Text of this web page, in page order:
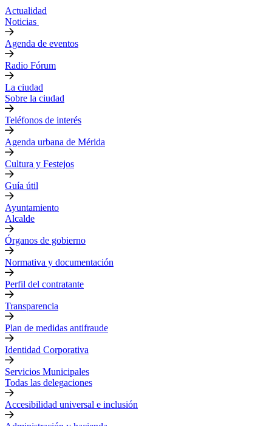
Actualidad
Noticias
Agenda de eventos
Radio Fórum
La ciudad
Sobre la ciudad
Teléfonos de interés
Agenda urbana de Mérida
Cultura y Festejos
Guía útil
Ayuntamiento
Alcalde
Órganos de gobierno
Normativa y documentación
Perfil del contratante
Transparencia
Plan de medidas antifraude
Identidad Corporativa
Servicios Municipales
Todas las delegaciones
Accesibilidad universal e inclusión